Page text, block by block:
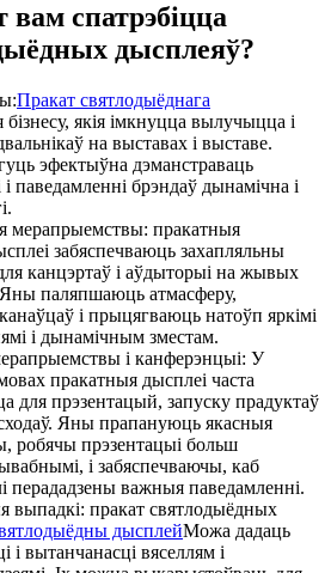
спатрэбіцца
дысплеяў?
Пракат святлодыёднага
якія імкнуцца вылучыцца і
на выставах і выставе.
эфектыўна дэманстраваць
паведамленні брэндаў дынамічна і
мерапрыемствы: пракатныя
забяспечваюць захапляльны
канцэртаў і аўдыторыі на жывых
паляпшаюць атмасферу,
і прыцягваюць натоўп яркімі
і дынамічным зместам.
і канферэнцыі: У
пракатныя дысплеі часта
для прэзентацый, запуску прадуктаў
Яны прапануюць якасныя
робячы прэзентацыі больш
і забяспечваючы, каб
перададзены важныя паведамленні.
выпадкі: пракат святлодыёдных
дысплейМожа дадаць
і вытанчанасці вяселлям і